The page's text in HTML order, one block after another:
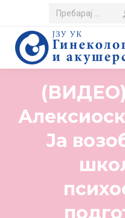
Search:
Ја